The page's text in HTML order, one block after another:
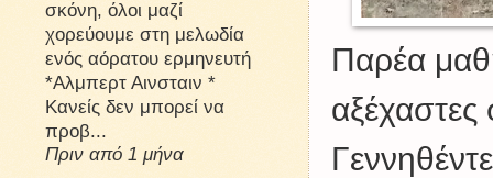
Παρέα
αξέχαστες
σκόνη, όλοι μαζί
χορεύουμε στη μελωδία
ενός αόρατου ερμηνευτή
*Αλμπερτ Αινσταιν *
Κανείς δεν μπορεί να
προβ...
Πριν από 1 μήνα